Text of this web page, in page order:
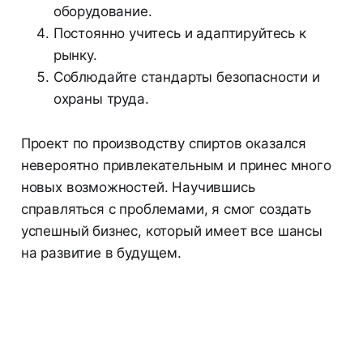
оборудование.
Постоянно учитесь и адаптируйтесь к
рынку.
Соблюдайте стандарты безопасности и
охраны труда.
Проект по производству спиртов оказался
невероятно привлекательным и принес много
новых возможностей. Научившись
справляться с проблемами, я смог создать
успешный бизнес, который имеет все шансы
на развитие в будущем.